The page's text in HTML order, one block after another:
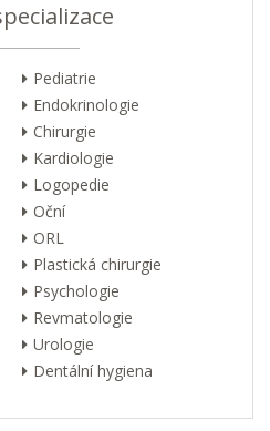
Pediatrie
Endokrinologie
Chirurgie
Kardiologie
Logopedie
Oční
ORL
Plastická chirurgie
Psychologie
Revmatologie
Urologie
Dentální hygiena